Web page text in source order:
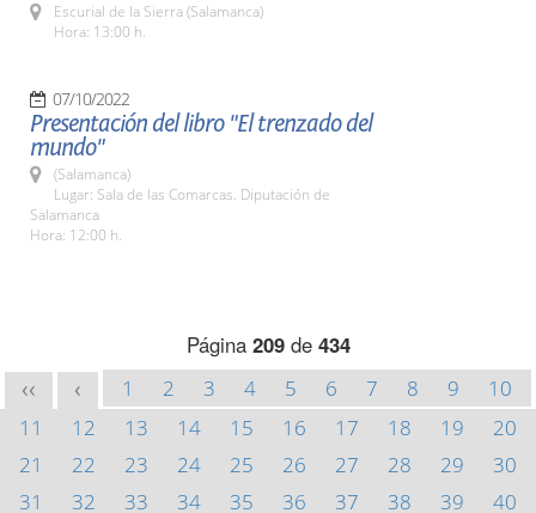
Escurial de la Sierra (Salamanca)
Hora: 13:00 h.
07/10/2022
Presentación del libro "El trenzado del
mundo"
(Salamanca)
Lugar: Sala de las Comarcas. Diputación de
Salamanca
Hora: 12:00 h.
Página 209de 434
<< < 1 2 3 4 5 6 7 8 9
10
11
12 13 14 15 16 17 18 19
20
21
22 23 24 25 26 27 28 29
30
31
32 33 34 35 36 37 38 39
40